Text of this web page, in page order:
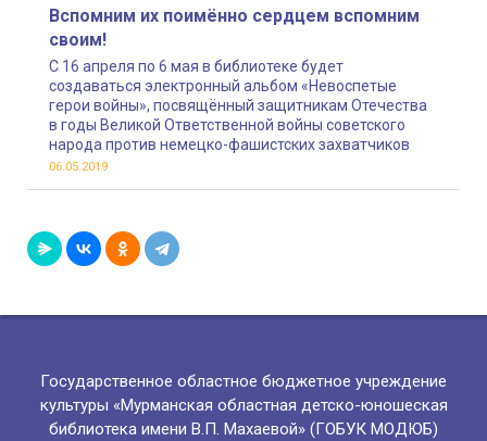
Вспомним их поимённо сердцем вспомним
своим!
С 16 апреля по 6 мая в библиотеке будет
создаваться электронный альбом «Невоспетые
герои войны», посвящённый защитникам Отечества
в годы Великой Ответственной войны советского
народа против немецко-фашистских захватчиков
06.05.2019
Государственное областное бюджетное учреждение
культуры «Мурманская областная детско-юношеская
библиотека имени В.П. Махаевой» (ГОБУК МОДЮБ)